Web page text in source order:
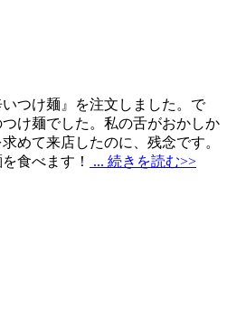
つけ麺』を注文しました。で
け麺でした。私の舌がおかしか
めて来店したのに、残念です。
食べます！
... 続きを読む>>